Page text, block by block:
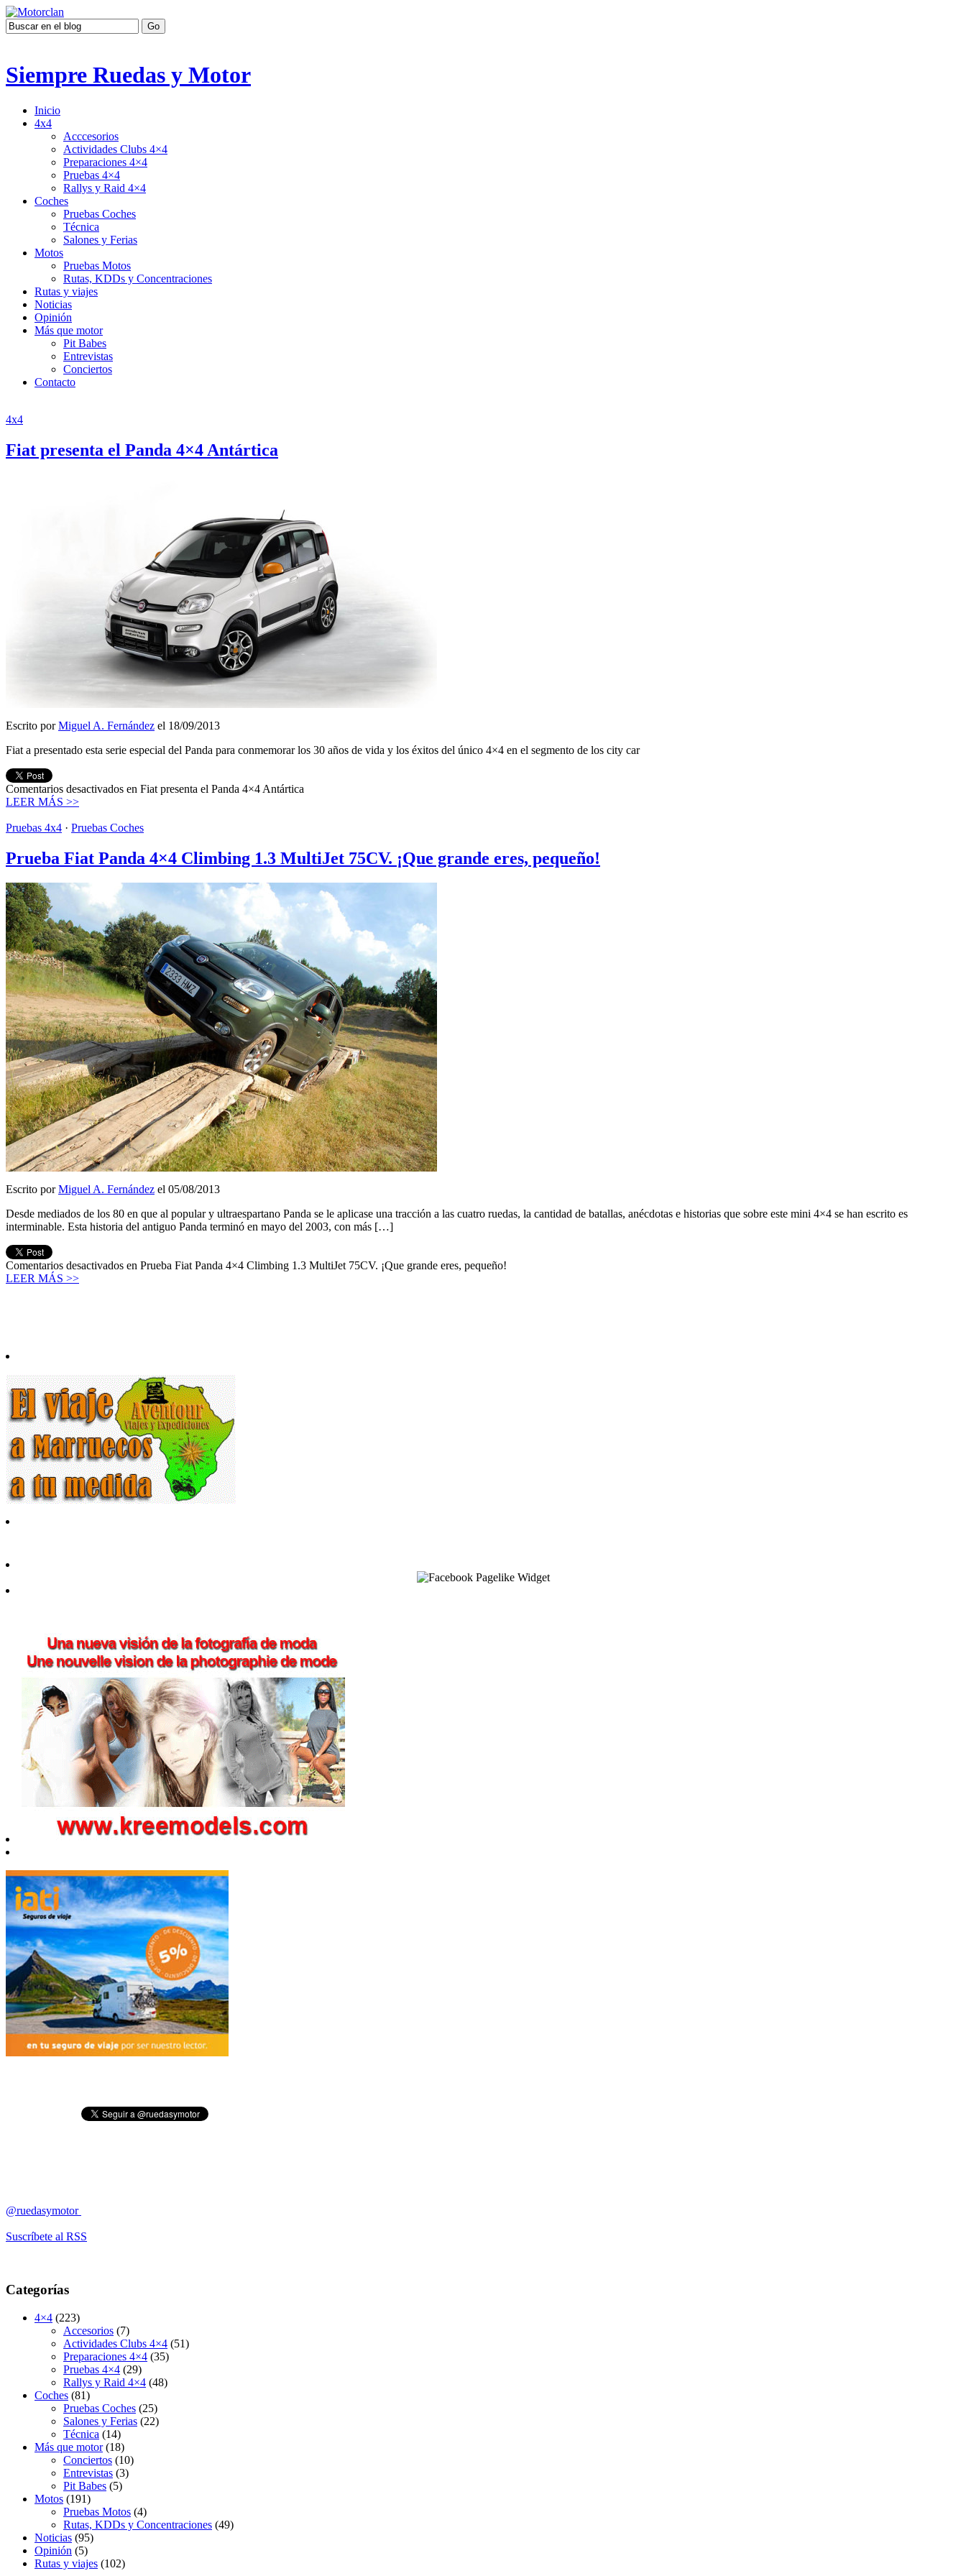
Siempre Ruedas y Motor
Inicio
4x4
Acccesorios
Actividades Clubs 4×4
Preparaciones 4×4
Pruebas 4×4
Rallys y Raid 4×4
Coches
Pruebas Coches
Técnica
Salones y Ferias
Motos
Pruebas Motos
Rutas, KDDs y Concentraciones
Rutas y viajes
Noticias
Opinión
Más que motor
Pit Babes
Entrevistas
Conciertos
Contacto
4x4
Fiat presenta el Panda 4×4 Antártica
Escrito porMiguel A. Fernández el 18/09/2013
Fiat a presentado esta serie especial del Panda para conmemorar los 30 años de vida y los éxitos del único 4×4 en el segmento de los city car
Comentarios desactivados en Fiat presenta el Panda 4×4 Antártica
LEER MÁS >>
Pruebas 4x4 · Pruebas Coches
Prueba Fiat Panda 4×4 Climbing 1.3 MultiJet 75CV. ¡Que grande eres, pequeño!
Escrito porMiguel A. Fernández el 05/08/2013
Desde mediados de los 80 en que al popular y ultraespartano Panda se le aplicase una tracción a las cuatro ruedas, la cantidad de batallas, anécdotas e historias que sobre este mini 4×4 se han escrito es
interminable. Esta historia del antiguo Panda terminó en mayo del 2003, con más […]
Comentarios desactivados en Prueba Fiat Panda 4×4 Climbing 1.3 MultiJet 75CV. ¡Que grande eres, pequeño!
LEER MÁS >>
@ruedasymotor
Suscríbete al RSS
Categorías
4×4 (223)
Accesorios (7)
Actividades Clubs 4×4 (51)
Preparaciones 4×4 (35)
Pruebas 4×4 (29)
Rallys y Raid 4×4 (48)
Coches (81)
Pruebas Coches (25)
Salones y Ferias (22)
Técnica (14)
Más que motor(18)
Conciertos (10)
Entrevistas (3)
Pit Babes (5)
Motos (191)
Pruebas Motos (4)
Rutas, KDDs y Concentraciones (49)
Noticias (95)
Opinión (5)
Rutas y viajes (102)